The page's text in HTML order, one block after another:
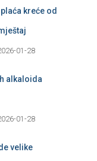
kreće od
01-28
alkaloida
01-28
velike